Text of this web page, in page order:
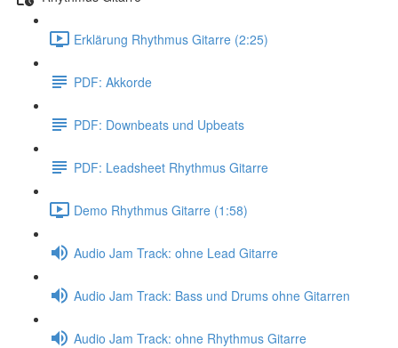
Erklärung Rhythmus Gitarre (2:25)
PDF: Akkorde
PDF: Downbeats und Upbeats
PDF: Leadsheet Rhythmus Gitarre
Demo Rhythmus Gitarre (1:58)
Audio Jam Track: ohne Lead Gitarre
Audio Jam Track: Bass und Drums ohne Gitarren
Audio Jam Track: ohne Rhythmus Gitarre